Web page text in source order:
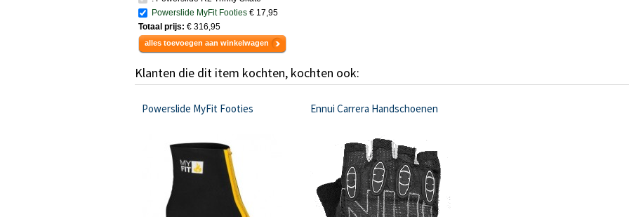
Powerslide MyFit Footies € 17,95
Totaal prijs: € 316,95
alles toevoegen aan winkelwagen
Klanten die dit item kochten, kochten ook:
Powerslide MyFit Footies Ennui Carrera Handschoenen